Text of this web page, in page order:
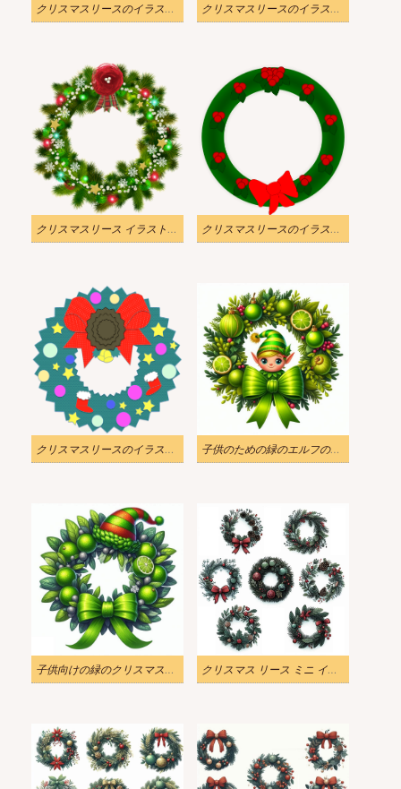
クリスマスリースのイラスト透明画像 クリスマスリースのイラスト 透明 png
クリスマスリース イラスト 透明 無料 クリスマスリースのイラスト 透明 無料
クリスマスリースのイラスト 透明 子供のための緑のエルフのリース クリスマス イラスト
子供向けの緑のクリスマスリースのイラスト クリスマス リース ミニ イラストのセット